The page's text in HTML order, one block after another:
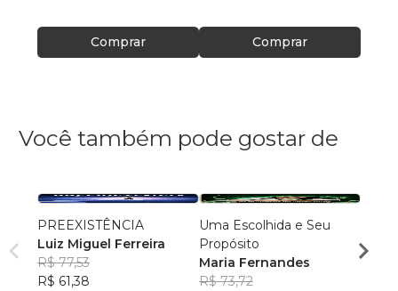
Comprar Comprar
Você também pode gostar de
PREEXISTÊNCIA
Luiz Miguel Ferreira
R$ 77,53
R$ 61,38
Uma Escolhida e Seu
Propósito
Maria Fernandes
R$ 73,72
DOR